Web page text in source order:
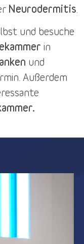
Neurodermitis
und besuche
in
und
. Außerdem